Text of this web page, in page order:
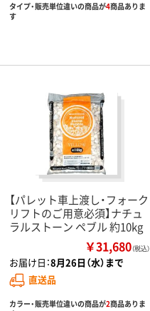
タイプ・販売単位違いの商品が4商品ありま
す
【パレット車上渡し・フォーク
リフトのご用意必須】ナチュ
ラルストーン ペブル 約10kg
￥31,680（税込）
お届け日：8月26日（水）まで
直送品
カラー・販売単位違いの商品が2商品ありま